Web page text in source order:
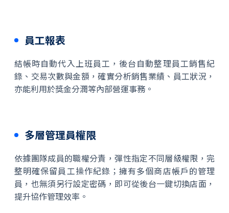
員工報表
結帳時自動代入上班員工，後台自動整理員工銷售紀
錄、交易次數與金額，確實分析銷售業績、員工狀況，
亦能利用於獎金分潤等內部營運事務。
多層管理員權限
依據團隊成員的職權分責，彈性指定不同層級權限，完
整明確保留員工操作紀錄；擁有多個商店帳戶的管理
員，也無須另行設定密碼，即可從後台一鍵切換店面，
提升協作管理效率。